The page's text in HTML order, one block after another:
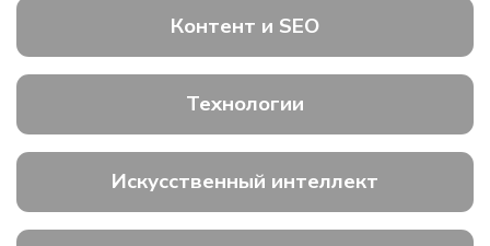
Контент и SEO
Технологии
Искусственный интеллект